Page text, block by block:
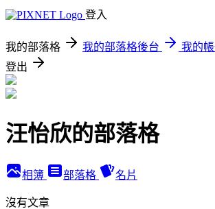
登入
我的部落格 我的部落格後台
我的
登出
汪怡欣的部落格
相簿 部落格 名片
沒有文章